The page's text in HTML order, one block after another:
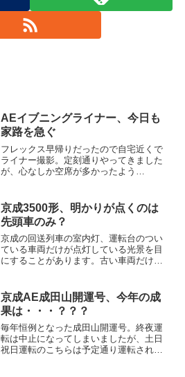
AEイブニングライナー、今日も
家路を急ぐ
フレックス早帰りだったので自宅近くで
ライナー撮影。定刻通りやってきました
が、心なしか空席が多かったよう
京成3500形、明かりが点くのは
先頭車のみ？
京成の回送列車の室内灯、運転台のつい
ている車両だけが点灯している光景を目
にすることがあります。古い車両だけな
りません(T^T)しかし、離れたところから
見ると、なんとも不思議な光景ではあり
ます。やはり大佐倉のような開けたとこ
ろで観察してみるか・・・
京成AE成田山開運号、今年の成
果は・・・？？？
毎年恒例となった成田山開運号。終夜運
転は中止になってしまいましたが、土日
祝日運転のこちらは予定通り運転されま